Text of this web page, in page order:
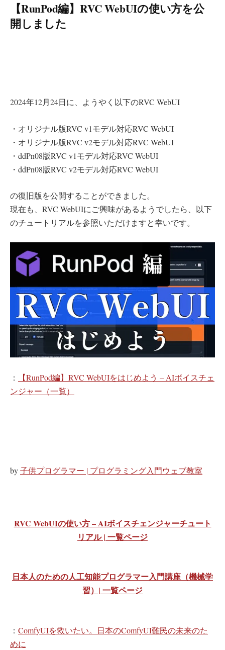
【RunPod編】RVC WebUIの使い方を公
開しました
2024年12月24日に、ようやく以下のRVC WebUI
・オリジナル版RVC v1モデル対応RVC WebUI
・オリジナル版RVC v2モデル対応RVC WebUI
・ddPn08版RVC v1モデル対応RVC WebUI
・ddPn08版RVC v2モデル対応RVC WebUI
の復旧版を公開することができました。
現在も、RVC WebUIにご興味があるようでしたら、以下
のチュートリアルを参照いただけますと幸いです。
：
【RunPod編】RVC WebUIをはじめよう – AIボイスチェ
ンジャー（一覧）
by子供プログラマー | プログラミング入門ウェブ教室
RVC WebUIの使い方 – AIボイスチェンジャーチュート
リアル | 一覧ページ
日本人のための人工知能プログラマー入門講座（機械学
習）| 一覧ページ
： ComfyUIを救いたい。日本のComfyUI難民の未来のた
めに